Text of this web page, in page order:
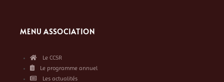
MENU ASSOCIATION
Le CCSR
Le programme annuel
Les actualités